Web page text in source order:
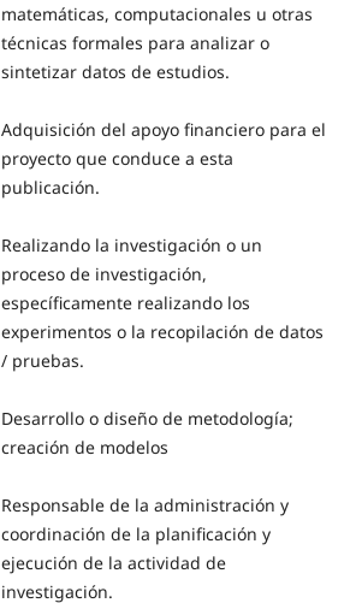
matemáticas, computacionales u otras
técnicas formales para analizar o
sintetizar datos de estudios.
Adquisición del apoyo financiero para el
proyecto que conduce a esta
publicación.
Realizando la investigación o un
proceso de investigación,
específicamente realizando los
experimentos o la recopilación de datos
/ pruebas.
Desarrollo o diseño de metodología;
creación de modelos
Responsable de la administración y
coordinación de la planificación y
ejecución de la actividad de
investigación.